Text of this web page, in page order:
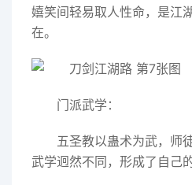
嬉笑间轻易取人性命，是江
在。
门派武学：
五圣教以蛊术为武，师
武学迥然不同，形成了自己